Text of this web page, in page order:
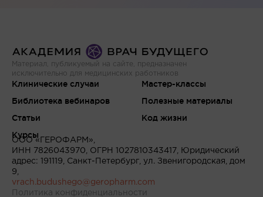
Материал, публикуемый на сайте, предназначен
исключительно для медицинских работников
Клинические случаи
Библиотека вебинаров
Статьи
Курсы
Мастер-классы
Полезные материалы
Код жизни
ООО «ГЕРОФАРМ»,
ИНН 7826043970, ОГРН 1027810343417, Юридический
адрес: 191119, Санкт-Петербург, ул. Звенигородская, дом
9,
vrach.budushego@geropharm.com
Политика конфиденциальности